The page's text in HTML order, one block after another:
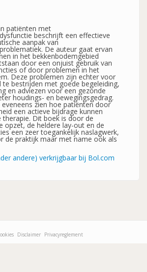
patiënten met
beschrijft een effectieve
aanpak van
De auteur gaat ervan
in het bekkenbodemgebied
door een onjuist gebruik van
of door problemen in het
Deze problemen zijn echter voor
bestrijden met goede begeleiding,
en adviezen voor een gezonde
houdings- en bewegingsgedrag.
zien hoe patiënten door
een actieve bijdrage kunnen
therapie. Dit boek is door de
opzet, de heldere lay-out en de
een zeer toegankelijk naslagwerk,
de praktijk maar met name ook als
andere) verkrijgbaar bij Bol.com
Disclaimer Privacyreglement